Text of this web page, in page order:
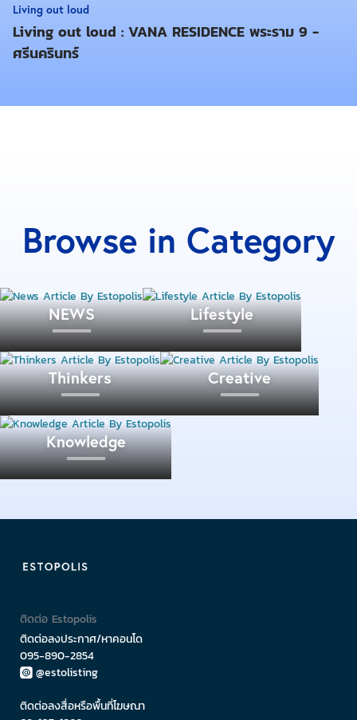
ความต้องการ โดยเฉพาะคนที่ทำงานอยู่ในย่านสาทร ซึ่ง
การพักในละแวกใกล้ที่ทำงานจะช่วยให้คุณสามารถเดิน
เช่าคอนโดในละแวกถนนจันทน์เฉลี่ยอยู่ที่เดือนละ
13,000 – 14,000 บาท
คอนโดแนะนำ :
สำหรับชาวออฟฟิศที่ทำงานในย่านสาทร-สีลม จำเป็นต้อง
ใช้รถยนต์ส่วนบุคคล ไม่เน้นที่พักติดรถไฟฟ้า กำลังมองหา
คอนโดให้เช่าที่อยู่ใกล้ที่ทำงานและชุมชนเก่า
Chan-Sathornเป็นคอนโดให้เช่าที่น่าจะตอบโจทย์การ
สามารถเชื่อมต่อกับถนนหลายเส้นทั้ง ถนนเจริญกรุง,
ถนนเจริญราษฎร์, ถนนนราธิวาสราชนครินทร์และ
ถนนนางลิ้นจี่
ทางพิเศษศรีรัช
Living out loud
Living out loud : VANA RESIDENCE พระราม 9 -
ศรีนครินทร์
Browse in Category
NEWS Lifestyle
Thinkers Creative
Knowledge
ติดต่อ Estopolis
ติดต่อลงประกาศ/หาคอนโด
095-890-2854
@estolisting
ติดต่อลงสื่อหรือพื้นที่โฆษณา